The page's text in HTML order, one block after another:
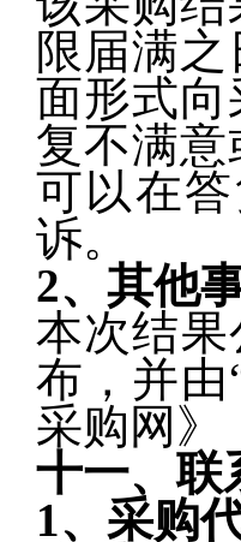
限届满
面形式
复不满
可以在
诉。
2、其他
本次结果
布，并由
采购网》
十一、联
1、采购